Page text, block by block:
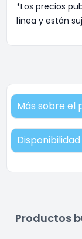
*Los precios
línea y están
Más sobre el
Productos